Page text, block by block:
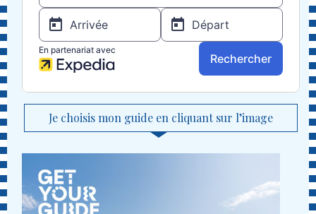
Je choisis mon guide en cliquant sur l’image